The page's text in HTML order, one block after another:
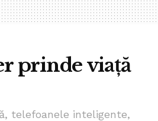
am auzit-o din cauza anunțului
pentru vreo 20 de secunde
rugat-o să repete. Se auzea
până la microfon, altele
prinde viață
telefoanele inteligente,